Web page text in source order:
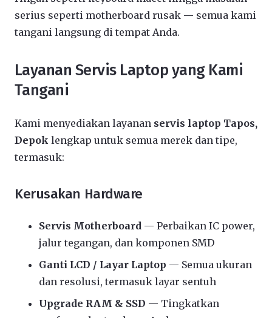
serius seperti motherboard rusak — semua kami
tangani langsung di tempat Anda.
Layanan Servis Laptop yang Kami
Tangani
Kami menyediakan layanan servis laptop Tapos,
Depok lengkap untuk semua merek dan tipe,
termasuk:
Kerusakan Hardware
Servis Motherboard — Perbaikan IC power,
jalur tegangan, dan komponen SMD
Ganti LCD / Layar Laptop — Semua ukuran
dan resolusi, termasuk layar sentuh
Upgrade RAM & SSD — Tingkatkan